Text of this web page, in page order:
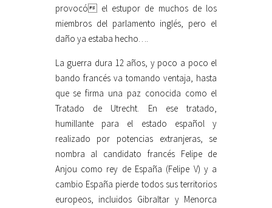
provocó el estupor de muchos de los
miembros del parlamento inglés, pero el
daño ya estaba hecho….
La guerra dura 12 años, y poco a poco el
bando francés va tomando ventaja, hasta
que se firma una paz conocida como el
Tratado de Utrecht. En ese tratado,
humillante para el estado español y
realizado por potencias extranjeras, se
nombra al candidato francés Felipe de
Anjou como rey de España (Felipe V) y a
cambio España pierde todos sus territorios
europeos, incluidos Gibraltar y Menorca